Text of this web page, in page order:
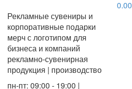
Рекламные сувениры и
корпоративные подарки
мерч с логотипом для
бизнеса и компаний
рекламно-сувенирная
продукция | производство
пн-пт: 09:00 - 19:00 |
0.00